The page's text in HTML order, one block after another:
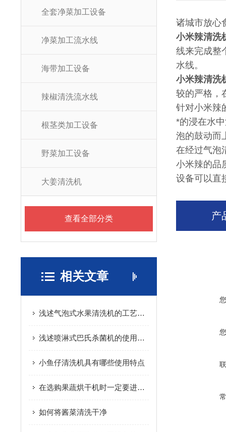
全套净菜加工设备
净菜加工流水线
海带加工设备
辣椒清洗流水线
根茎类加工设备
野菜加工设备
大姜清洗机
查看全部分类
相关文章
浅述气泡式水果清洗机的工艺流程
浅述喷淋式巴氏杀菌机的使用操作方法及注意事项
小鱼仔清洗机具有哪些使用特点
在选购果蔬烘干机时一定要进行多方位考量再下结论
如何将酱菜清洗干净
诸城市放心
小米辣清洗
线来完成整
水线。
小米辣清洗
较的严格，
针对小米辣
*的浸在水
泡的鼓动而
在经过气泡
小米辣的品
设备可以直
产